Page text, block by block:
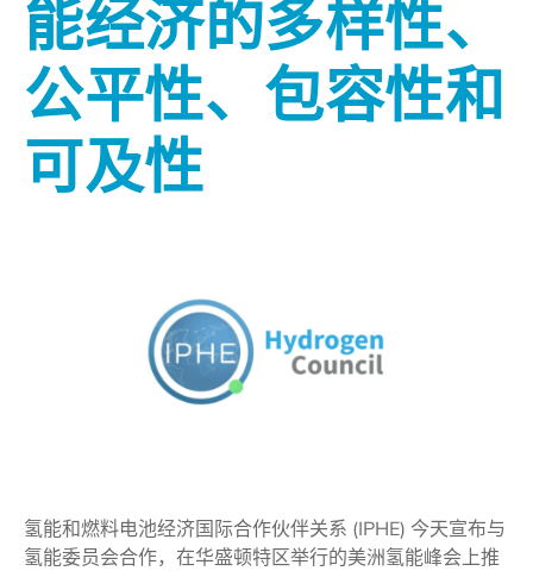
能经济的多样性、
公平性、包容性和
可及性
氢能和燃料电池经济国际合作伙伴关系 (IPHE) 今天宣布与
氢能委员会合作，在华盛顿特区举行的美洲氢能峰会上推